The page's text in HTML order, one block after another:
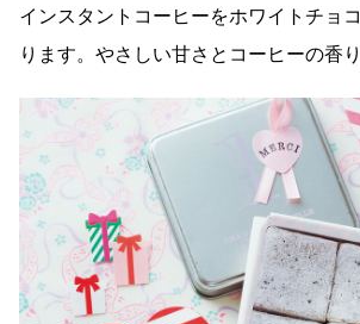
インスタントコーヒーをホワイトチョ
ります。やさしい甘さとコーヒーの香